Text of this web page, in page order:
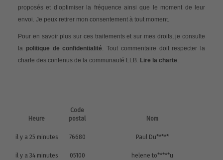
proposés et d’optimiser la fréquence ainsi que le moment de leur
envoi. Je peux retirer mon consentement à tout moment.
Pour en savoir plus sur ces traitements et sur mes droits, je consulte
la politique de confidentialité. Tout commentaire doit respecter la
charte des contenus de la communauté LLB. Lire la charte.
Heure
Code
postal
Nom
il y a 25 minutes 76680 Paul Du*****
il y a 34 minutes 05100 helene to*****u